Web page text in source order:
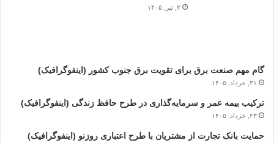
۲, تیر, ۱۴۰۵
گام مهم صنعت برق برای تقویت برق جنوب کشور (اینفوگرافیک)
۳۱, خرداد, ۱۴۰۵
ترکیب بیمه عمر و سرمایه‌گذاری در طرح حافظ زندگی (اینفوگرافیک)
۲۳, خرداد, ۱۴۰۵
حمایت بانک تجارت از مشتریان با طرح اعتباری روزنو (اینفوگرافیک)